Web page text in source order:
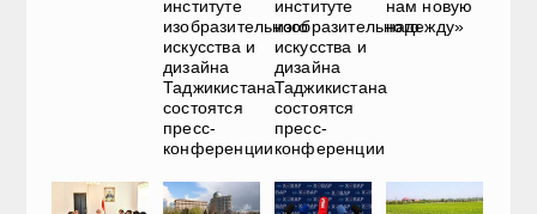
институте
изобразительного
искусства и
дизайна
Таджикистана
состоятся
пресс-
конференции
институте
изобразительного
искусства и
дизайна
Таджикистана
состоятся
пресс-
конференции
нам новую
надежду»